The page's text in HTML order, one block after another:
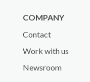
COMPANY
Contact
Work with us
Newsroom